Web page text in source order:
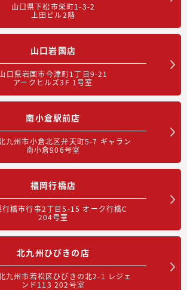
山口県下松市栄町1-3-2
上田ビル2階
山口岩国店
口県岩国市今津町1丁目9-21
アークヒルズ3F 1号室
南小倉駅前店
九州市小倉北区弁天町5-7 ギャラン
南小倉906号室
福岡行橋店
行橋市行事2丁目5-15 オーク行橋C
204号室
北九州ひびきの店
九州市若松区ひびきの北2-1 レジェ
ンド113 202号室